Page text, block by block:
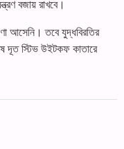
বজায় রাখবে।
আসেনি। তবে যুদ্ধবিরতির
দূত স্টিভ উইটকফ কাতারে